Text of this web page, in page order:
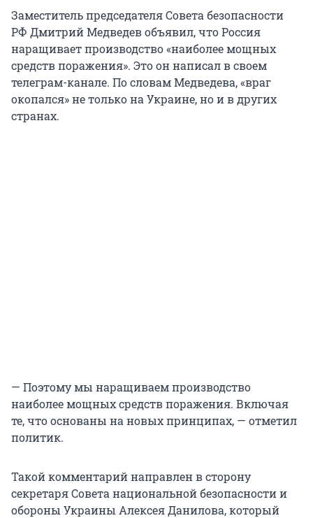
Заместитель председателя Совета безопасности
РФ Дмитрий Медведев объявил, что Россия
наращивает производство «наиболее мощных
средств поражения». Это он написал в своем
телеграм-канале. По словам Медведева, «враг
окопался» не только на Украине, но и в других
странах.
— Поэтому мы наращиваем производство
наиболее мощных средств поражения. Включая
те, что основаны на новых принципах, — отметил
политик.
Такой комментарий направлен в сторону
секретаря Совета национальной безопасности и
обороны Украины Алексея Данилова, который